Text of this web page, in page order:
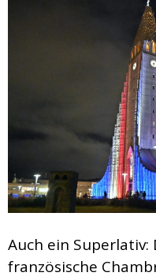
Auch ein Superlativ:
französische